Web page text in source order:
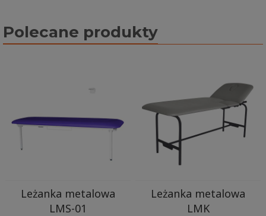
Polecane produkty
Leżanka metalowa
LMS-01
Leżanka metalowa
LMK